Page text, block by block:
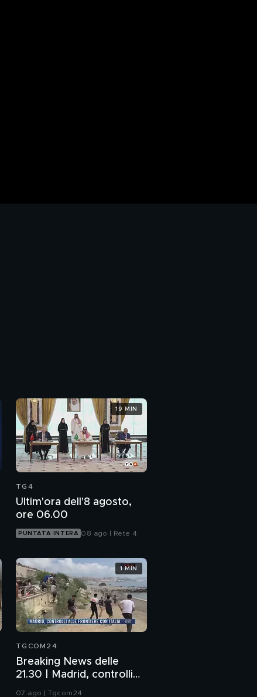
TG4
Ultim'ora dell'8 agosto,
ore 06.00
PUNTATA INTERA 08 ago | Rete 4
19 MIN
TGCOM24
Breaking News delle
21.30 | Madrid, controlli
alle frontiere con Italia
07 ago | Tgcom24
1 MIN